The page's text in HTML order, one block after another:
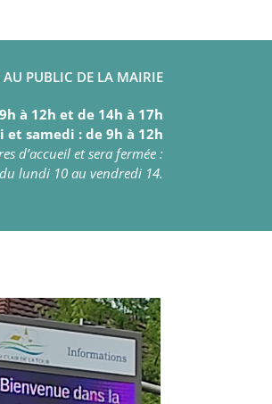
AU PUBLIC DE LA MAIRIE
à 12h et de 14h à 17h
et samedi : de 9h à 12h
d’accueil et sera fermée :
lundi 10 au vendredi 14.